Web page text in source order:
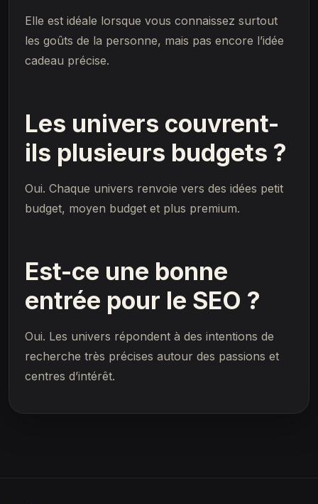
Elle est idéale lorsque vous connaissez surtout
les goûts de la personne, mais pas encore l’idée
cadeau précise.
Les univers couvrent-
ils plusieurs budgets ?
Oui. Chaque univers renvoie vers des idées petit
budget, moyen budget et plus premium.
Est-ce une bonne
entrée pour le SEO ?
Oui. Les univers répondent à des intentions de
recherche très précises autour des passions et
centres d’intérêt.